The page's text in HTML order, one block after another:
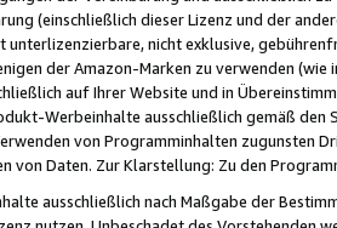
(einschließlich dieser Lizenz und der
unterlizenzierbare, nicht exklusive,
der Amazon-Marken zu verwenden
auf Ihrer Website und in
Werbeinhalte ausschließlich gemäß
von Programminhalten zugunsten
von Daten. Zur Klarstellung: Zu den
ausschließlich nach Maßgabe der